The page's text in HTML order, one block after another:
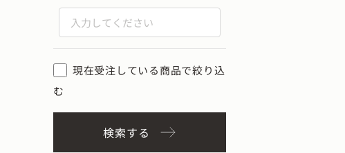
現在受注している商品で絞り込
む
検索する